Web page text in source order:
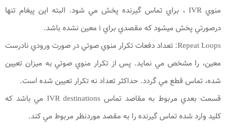
منوي IVR ، براي تماس گيرنده پخش مي شود. البته اين پيغام تنها
درصورتي پخش ميشود که مقصدي براي i معين نشده باشد.
Repeat Loops: تعداد دفعات تکرار منوي صوتي در صورت ورودي نادرست
معين، را مشخص مي نمايد. پس از تکرار منوي صوتي به ميزان تعيين
شده، تماس قطع مي گردد. حداکثر تعداد نه تکرار تعيين شده است.
قسمت بعدي مربوط به مقاصد تماس IVR destinations مي باشد که
کليد وارد شده تماس گيرنده را به مقصد موردنظر مربوط مي کند.